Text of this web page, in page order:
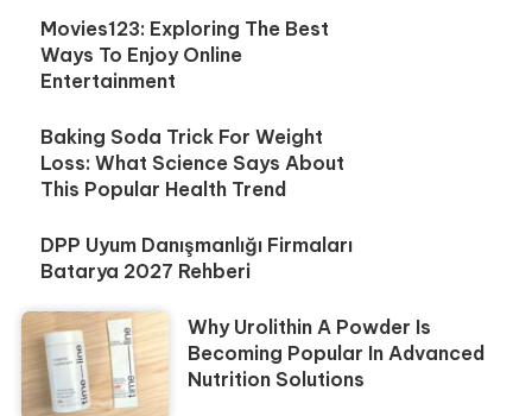
Movies123: Exploring The Best
Ways To Enjoy Online
Entertainment
Baking Soda Trick For Weight
Loss: What Science Says About
This Popular Health Trend
DPP Uyum Danışmanlığı Firmaları
Batarya 2027 Rehberi
Why Urolithin A Powder Is
Becoming Popular In Advanced
Nutrition Solutions